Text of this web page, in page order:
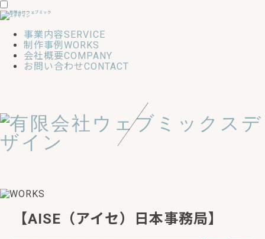
事業内容SERVICE
制作事例 WORKS
会社概要COMPANY
お問い合わせCONTACT
【AISE（アイセ）日本事務局】